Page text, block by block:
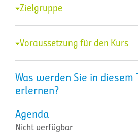
Zielgruppe
Voraussetzung für den Kurs
Was werden Sie in diesem
erlernen?
Agenda
Nicht verfügbar